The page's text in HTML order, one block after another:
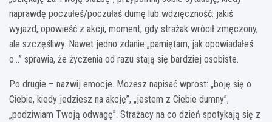
naprawdę poczułeś/poczułaś dumę lub wdzięczność: jakiś
wyjazd, opowieść z akcji, moment, gdy strażak wrócił zmęczony,
ale szczęśliwy. Nawet jedno zdanie „pamiętam, jak opowiadałeś
o…” sprawia, że życzenia od razu stają się bardziej osobiste.
Po drugie – nazwij emocje. Możesz napisać wprost: „boję się o
Ciebie, kiedy jedziesz na akcję”, „jestem z Ciebie dumny”,
„podziwiam Twoją odwagę”. Strażacy na co dzień spotykają się z